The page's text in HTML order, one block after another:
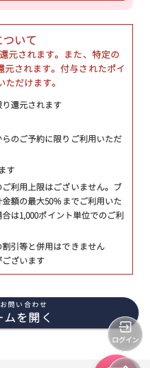
いて
元されます。また、特定の
されます。付与されたポイ
だけます。
還元されます
のご予約に限りご利用いただ
す
利用上限はございません。ブ
額の最大50％までご利用いた
は1,000ポイント単位でのご利
引等と併用はできません
ざいます
問い合わせ
を開く